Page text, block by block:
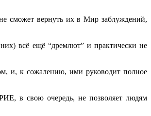
сможет вернуть их в Мир заблуждений,
всё ещё “дремлют” и практически не
и, к сожалению, ими руководит полное
в свою очередь, не позволяет людям